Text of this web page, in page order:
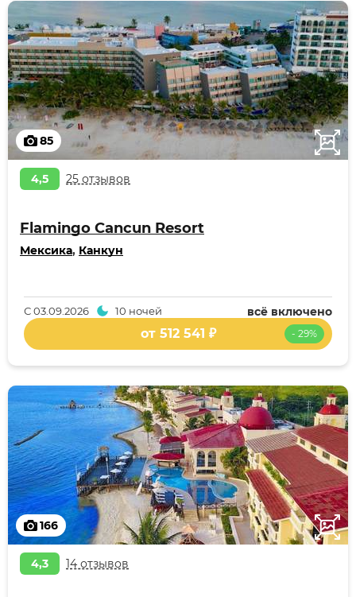
85
4,5 25 отзывов
Flamingo Cancun Resort
Мексика, Канкун
всё включено
С03.09.2026 10 ночей
- 29%
от 512 541 ₽
166
4,3 14 отзывов